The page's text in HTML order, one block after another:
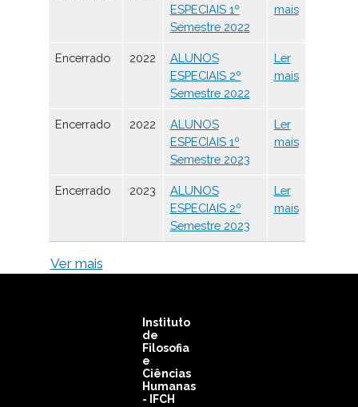
ESPECIAIS 1º
Semestre 2022
mais
Encerrado 2022
ALUNOS
ESPECIAIS 2º
Semestre 2022
Ler
mais
Encerrado 2022
ALUNOS
ESPECIAIS 1º
Semestre 2023
Ler
mais
Encerrado 2023
ALUNOS
ESPECIAIS 2º
Semestre 2023
Ler
mais
Ver mais
Instituto
de
Filosofia
e
Ciências
Humanas
- IFCH